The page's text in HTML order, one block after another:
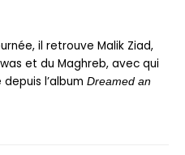
il retrouve Malik Ziad,
et du Maghreb, avec qui
l’album Dreamed an